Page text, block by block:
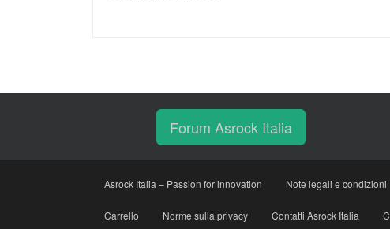
Forum Asrock Italia
Asrock Italia – Passion for innovation Note legali e condizioni
Carrello Norme sulla privacy Contatti Asrock Italia